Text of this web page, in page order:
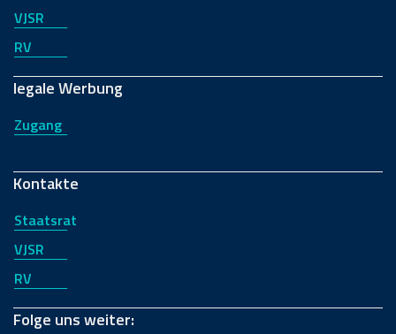
VJSR
RV
legale Werbung
Zugang
Kontakte
Staatsrat
VJSR
RV
Folge uns weiter: